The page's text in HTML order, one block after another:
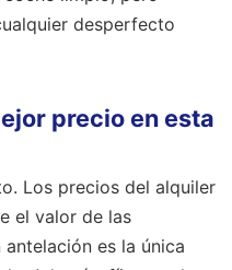
desperfecto
precio en esta
Los precios del alquiler
el valor de las
es la única